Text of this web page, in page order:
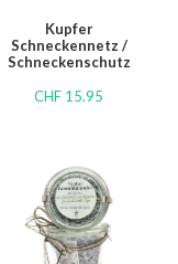
Kupfer
Schneckennetz /
Schneckenschutz
CHF 15.95